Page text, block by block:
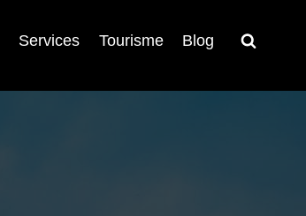
Services Tourisme Blog